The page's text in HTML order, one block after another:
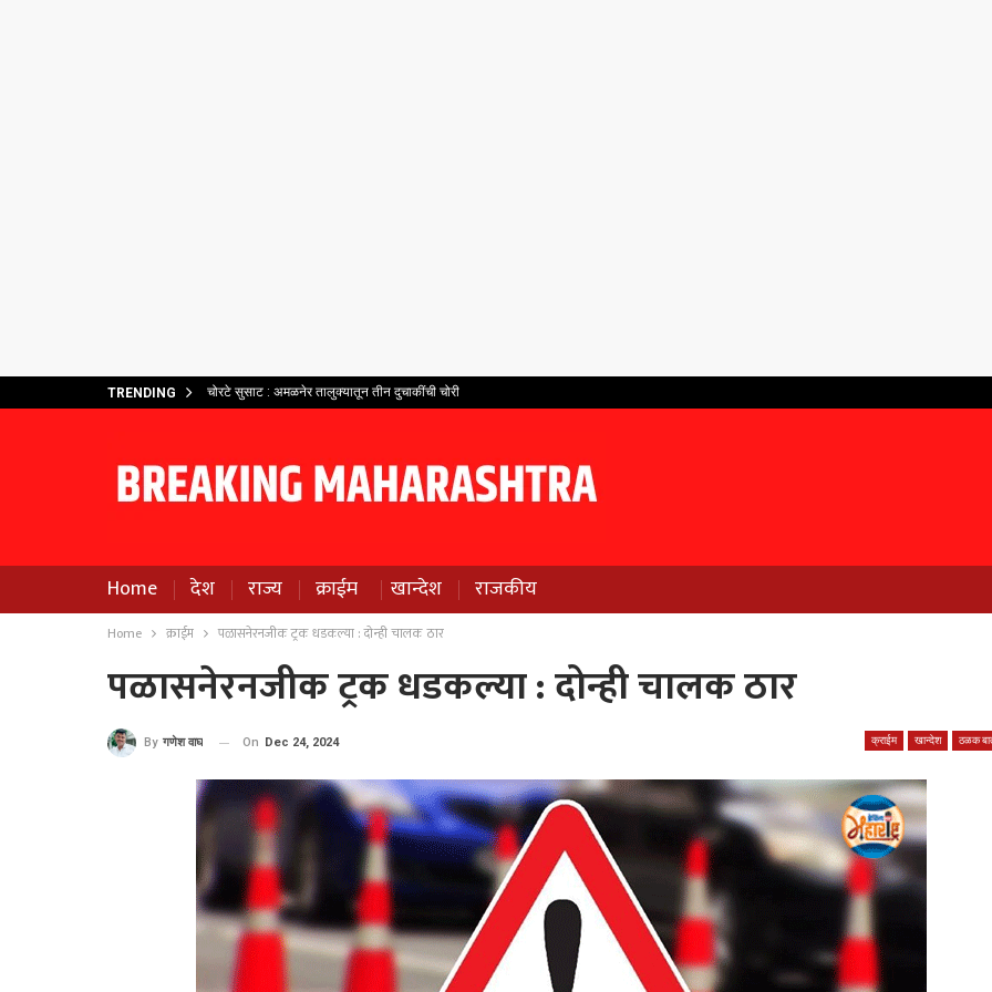
TRENDING चोरटे सुसाट : अमळनेर तालुक्यातून तीन दुचाकींची चोरी
Home देश राज्य क्राईम खान्देश राजकीय
Home क्राईम पळासनेरनजीक ट्रक धडकल्या : दोन्ही चालक ठार
पळासनेरनजीक ट्रक धडकल्या : दोन्ही चालक ठार
क्राईम खान्देश ठळक
By गणेश वाघ On Dec 24, 2024